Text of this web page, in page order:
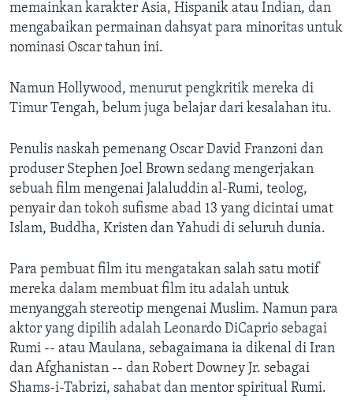
memainkan karakter Asia, Hispanik atau Indian, dan
mengabaikan permainan dahsyat para minoritas untuk
nominasi Oscar tahun ini.
Namun Hollywood, menurut pengkritik mereka di
Timur Tengah, belum juga belajar dari kesalahan itu.
Penulis naskah pemenang Oscar David Franzoni dan
produser Stephen Joel Brown sedang mengerjakan
sebuah film mengenai ​Jalaluddin al-Rumi, teolog,
penyair dan tokoh sufisme abad 13 yang dicintai umat
Islam, Buddha, Kristen dan Yahudi di seluruh dunia.
Para pembuat film itu mengatakan salah satu motif
mereka dalam membuat film itu adalah untuk
menyanggah stereotip mengenai Muslim. Namun para
aktor yang dipilih adalah Leonardo DiCaprio sebagai
Rumi -- atau Maulana, sebagaimana ia dikenal di Iran
dan Afghanistan -- dan Robert Downey Jr. sebagai ​
Shams-i-Tabrizi, sahabat dan mentor spiritual Rumi.